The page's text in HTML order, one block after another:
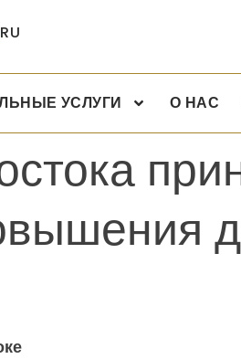
RU
УСЛУГИ О НАС